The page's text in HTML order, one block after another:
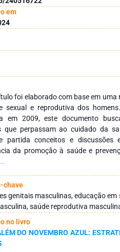
em
foi elaborado com base em
sexual e reprodutiva dos
em 2009, este documento
que perpassam ao cuidado da
partida conceitos e discussões
da promoção à saúde e
tecnologia dura, como infecções
melhorar o cuidado integral
buscar esclarecimento sobre
hábitos afetam a sua saúde,
a se atentarem a tópicos
como planejamento familiar,
de infecções sexualmente
sexuais e outras doenças
chave
genitais masculinas, educação
saúde reprodutiva
no livro
DO NOVEMBRO AZUL: